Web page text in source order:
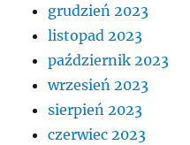
grudzień 2023
listopad 2023
październik 2023
wrzesień 2023
sierpień 2023
czerwiec 2023